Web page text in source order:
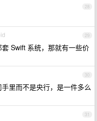
28
29
Swift 系统，那就有一些价
30
里而不是央行，是一件多么
31